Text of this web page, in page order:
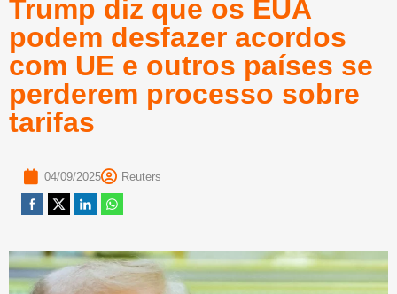
Trump diz que os EUA
podem desfazer acordos
com UE e outros países se
perderem processo sobre
tarifas
04/09/2025 Reuters